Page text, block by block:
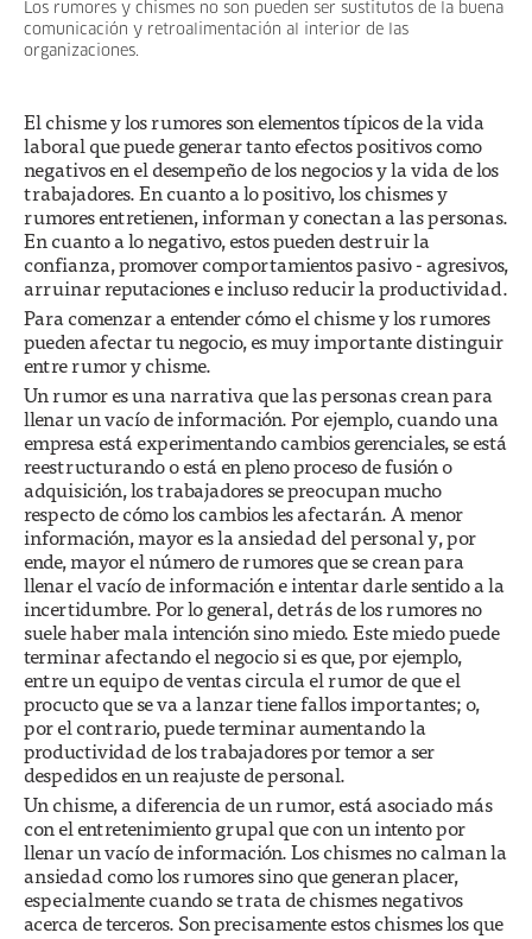
Los rumores y chismes no son pueden ser sustitutos de la buena
comunicación y retroalimentación al interior de las
organizaciones.
El chisme y los rumores son elementos típicos de la vida
laboral que puede generar tanto efectos positivos como
negativos en el desempeño de los negocios y la vida de los
trabajadores. En cuanto a lo positivo, los chismes y
rumores entretienen, informan y conectan a las personas.
En cuanto a lo negativo, estos pueden destruir la
confianza, promover comportamientos pasivo - agresivos,
arruinar reputaciones e incluso reducir la productividad.
Para comenzar a entender cómo el chisme y los rumores
pueden afectar tu negocio, es muy importante distinguir
entre rumor y chisme.
Un rumor es una narrativa que las personas crean para
llenar un vacío de información. Por ejemplo, cuando una
empresa está experimentando cambios gerenciales, se está
reestructurando o está en pleno proceso de fusión o
adquisición, los trabajadores se preocupan mucho
respecto de cómo los cambios les afectarán. A menor
información, mayor es la ansiedad del personal y, por
ende, mayor el número de rumores que se crean para
llenar el vacío de información e intentar darle sentido a la
incertidumbre. Por lo general, detrás de los rumores no
suele haber mala intención sino miedo. Este miedo puede
terminar afectando el negocio si es que, por ejemplo,
entre un equipo de ventas circula el rumor de que el
procucto que se va a lanzar tiene fallos importantes; o,
por el contrario, puede terminar aumentando la
productividad de los trabajadores por temor a ser
despedidos en un reajuste de personal.
Un chisme, a diferencia de un rumor, está asociado más
con el entretenimiento grupal que con un intento por
llenar un vacío de información. Los chismes no calman la
ansiedad como los rumores sino que generan placer,
especialmente cuando se trata de chismes negativos
acerca de terceros. Son precisamente estos chismes los que